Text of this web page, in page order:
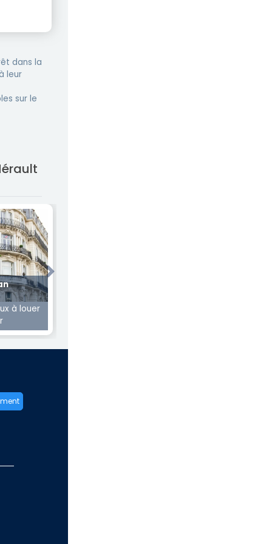
dans la
leur
sur le
à louer
Next